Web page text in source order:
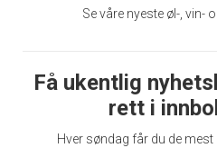
Se våre nyeste øl-, vin-
Få ukentlig
rett i
Hver søndag får du de